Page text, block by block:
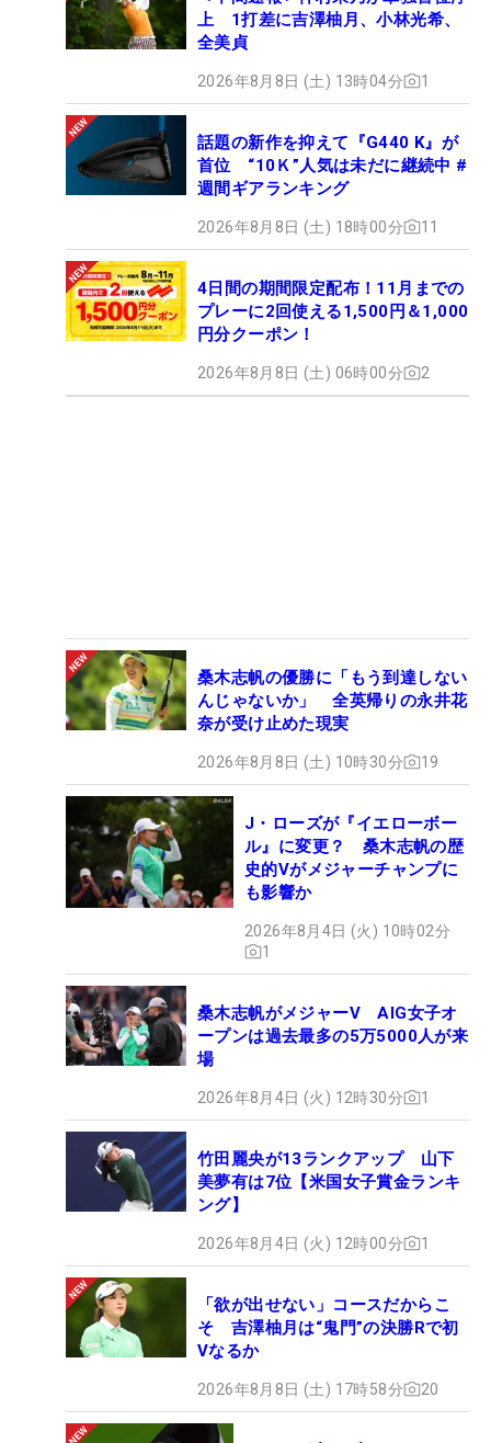
上 1打差に吉澤柚月、小林光希、
全美貞
2026年8月8日 (土) 13時04分 1
話題の新作を抑えて『G440 K』が
首位 “10Ｋ”人気は未だに継続中 #
週間ギアランキング
2026年8月8日 (土) 18時00分 11
4日間の期間限定配布！11月までの
プレーに2回使える1,500円＆1,000
円分クーポン！
2026年8月8日 (土) 06時00分 2
桑木志帆の優勝に「もう到達しない
んじゃないか」 全英帰りの永井花
奈が受け止めた現実
2026年8月8日 (土) 10時30分 19
J・ローズが『イエローボー
ル』に変更？ 桑木志帆の歴
史的Vがメジャーチャンプに
も影響か
2026年8月4日 (火) 10時02分
1
桑木志帆がメジャーV AIG女子オ
ープンは過去最多の5万5000人が来
場
2026年8月4日 (火) 12時30分 1
竹田麗央が13ランクアップ 山下
美夢有は7位【米国女子賞金ランキ
ング】
2026年8月4日 (火) 12時00分 1
「欲が出せない」コースだからこ
そ 吉澤柚月は“鬼門”の決勝Rで初
Vなるか
2026年8月8日 (土) 17時58分 20